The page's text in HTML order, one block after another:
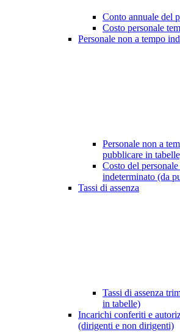
Conto annuale del
Costo personale
Personale non a tempo
Personale non a
pubblicare in
Costo del
indeterminato (da
Tassi di assenza
Tassi di assenza
in tabelle)
Incarichi conferiti e
(dirigenti e non dirigenti)